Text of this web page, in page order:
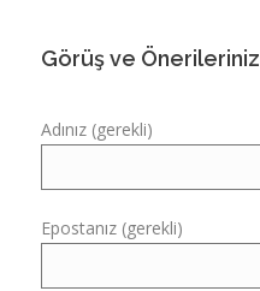
Görüş ve Önerileriniz
Adınız (gerekli)
Epostanız (gerekli)